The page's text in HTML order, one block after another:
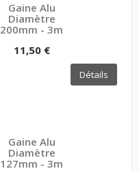
Gaine Alu
Diamètre
200mm - 3m
11,50 €
Détails
Gaine Alu
Diamètre
127mm - 3m